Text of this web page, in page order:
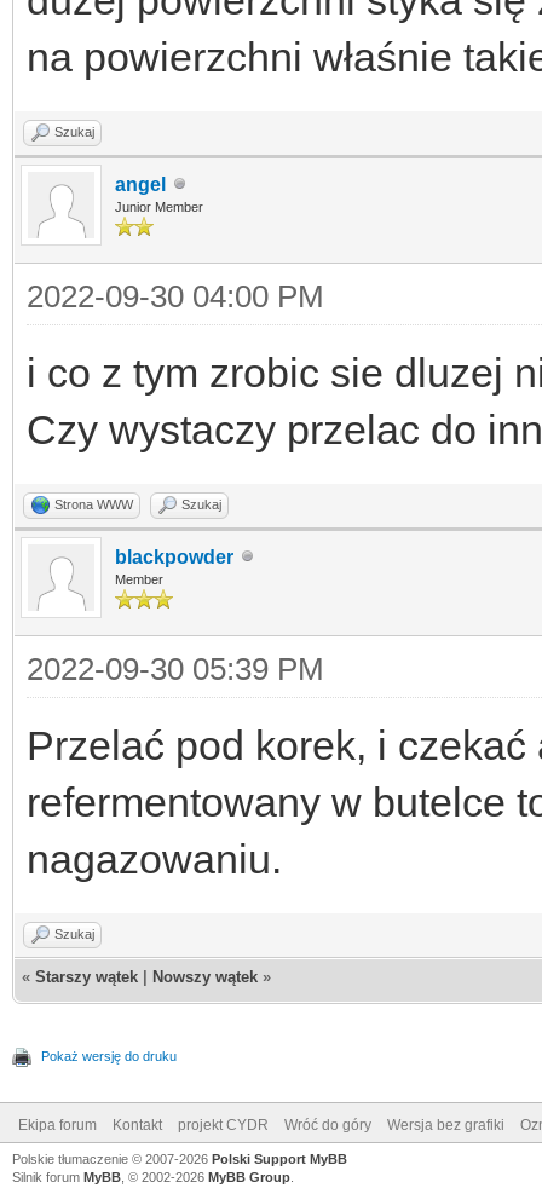
na powierzchni właśnie
Szukaj
angel
Junior Member
2022-09-30 04:00 PM
i co z tym zrobic sie dluzej
Czy wystaczy przelac do
Strona WWW Szukaj
blackpowder
Member
2022-09-30 05:39 PM
Przelać pod korek, i
refermentowany w butelce
nagazowaniu.
Szukaj
« Starszy wątek Nowszy wątek »
Pokaż wersję do druku
Ekipa forum Kontakt projekt CYDR Wróć do góry Wersja bez grafiki
Polskie tłumaczenie © 2007-2026 Polski Support MyBB
Silnik forum MyBB , © 2002-2026 MyBB Group